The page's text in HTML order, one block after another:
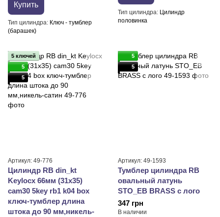
Купить
Тип цилиндра Ключ - тумблер
(барашек)
Тип цилиндра Цилиндр
половинка
5 ключей
5
5
Артикул: 49-776
Цилиндр RB din_kt
Keylocx 66мм (31х35)
cam30 5key rb1 k04 box
ключ-тумблер длина
штока до 90 мм,никель-
5
5
Артикул: 49-1593
Тумблер цилиндра RB
овальный латунь
STO_EB BRASS с лого
347 грн
В наличии